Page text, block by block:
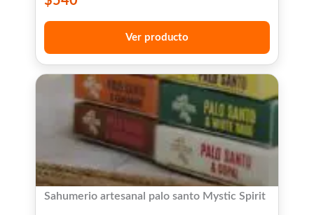
Ver producto
Sahumerio artesanal palo santo Mystic Spirit